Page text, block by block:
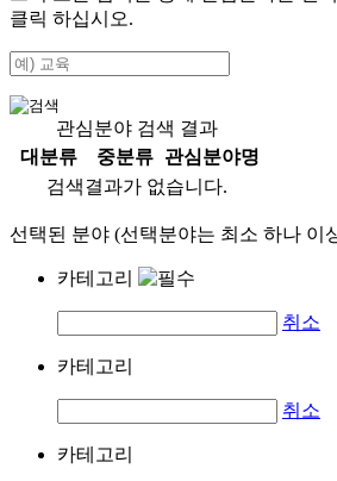
클릭 하십시오.
관심분야 검색 결과
대분류
중분류
관심분야명
검색결과가 없습니다.
선택된 분야 (선택분야는 최소 하나 이
카테고리
취소
카테고리
취소
카테고리